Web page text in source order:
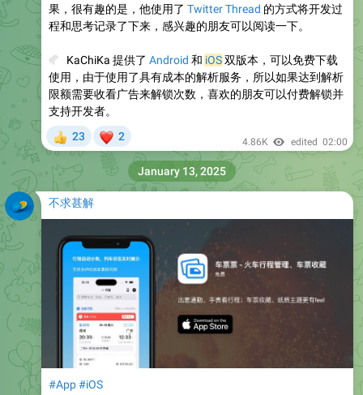
果，很有趣的是，他使用了 Twitter Thread 的方式将开发过
程和思考记录了下来，感兴趣的朋友可以阅读一下。
KaChiKa 提供了 Android 和 iOS双版本，可以免费下载
使用，由于使用了具有成本的解析服务，所以如果达到解析
限额需要收看广告来解锁次数，喜欢的朋友可以付费解锁并
支持开发者。
23 2 4.86K edited 02:00
不求甚解
#App#iOS
January 13, 2025